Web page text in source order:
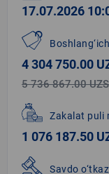
17.07.2026
4 304 750.00
5 736 867.00
Zakalat puli
1 076 187.50
Savdo